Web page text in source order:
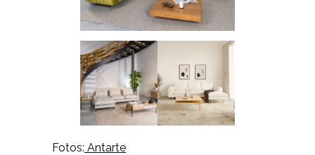
Fotos: Antarte